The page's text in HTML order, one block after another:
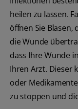
heilen zu lassen.
öffnen Sie Blasen,
die Wunde
dass Ihre Wunde
Ihren Arzt. Dieser
oder
zu stoppen und